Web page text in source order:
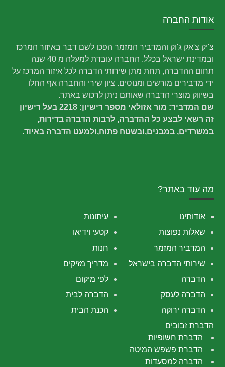
אודות החברה
צ'יק צ'אק ג'וק והמדביר המזמר הפכו לשם דבר באיזור המרכז
ובמדינת ישראל בכלל. החברה עובדת למעלה מ 40 שנה
תחום ההדברה, תחת מתן שירותי הדברה לכל איזור המרכז על
ידי מדבירים מורשים ומנוסים. ציון שירי והחברה אף החלו
בשיווק מוצרי הדברה שאותם ניתן לרכוש באתר.
שם המדביר: מור אזולאי מספר רישיון: 2218 בעל רישיון
זה רשאי לבצע כל ההדברה, לרבות הדברה בדירות,
במשרדים, במבנים,ובשטח פתוח,ולמעט הדברה באיוד.
מה עוד באתר?
עיתונות
אודותינו
קטעי וידיאו
שאלות נפוצות
חנות
המדביר המזמר
מדריך מזיקים
שירותי הדברה בישראל
לפי מיקום
הדברה
הדברה לבית
הדברה לעסק
הכנת הבית
הדברה ירוקה
הדברת זבובים
הדברת חשופיות
הדברת פשפש המיטה
הדברה למסעדות